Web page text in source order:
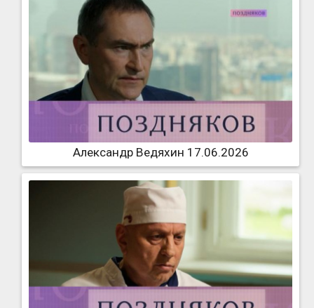
Александр Ведяхин 17.06.2026